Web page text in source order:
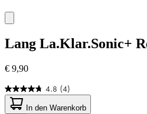
Lang La.Klar.Sonic+
€ 9,90
4.8 (4)
4.8
von
In den Warenkorb